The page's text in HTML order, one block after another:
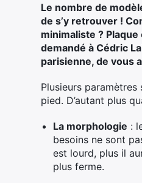
Le nombre de
de s’y retrouver !
minimaliste ?
demandé à Cédric
parisienne, de vous
Plusieurs
pied. D’autant plus
La morphologie :
besoins ne sont
est lourd, plus il
plus ferme.